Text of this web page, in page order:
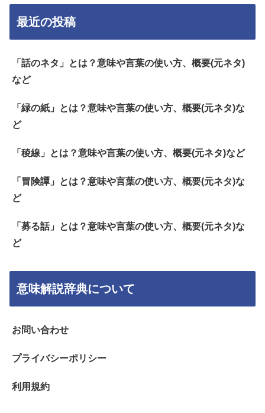
最近の投稿
「話のネタ」とは？意味や言葉の使い方、概要(元ネタ)
など
「緑の紙」とは？意味や言葉の使い方、概要(元ネタ)な
ど
「稜線」とは？意味や言葉の使い方、概要(元ネタ)など
「冒険譚」とは？意味や言葉の使い方、概要(元ネタ)な
ど
「募る話」とは？意味や言葉の使い方、概要(元ネタ)な
ど
意味解説辞典について
お問い合わせ
プライバシーポリシー
利用規約